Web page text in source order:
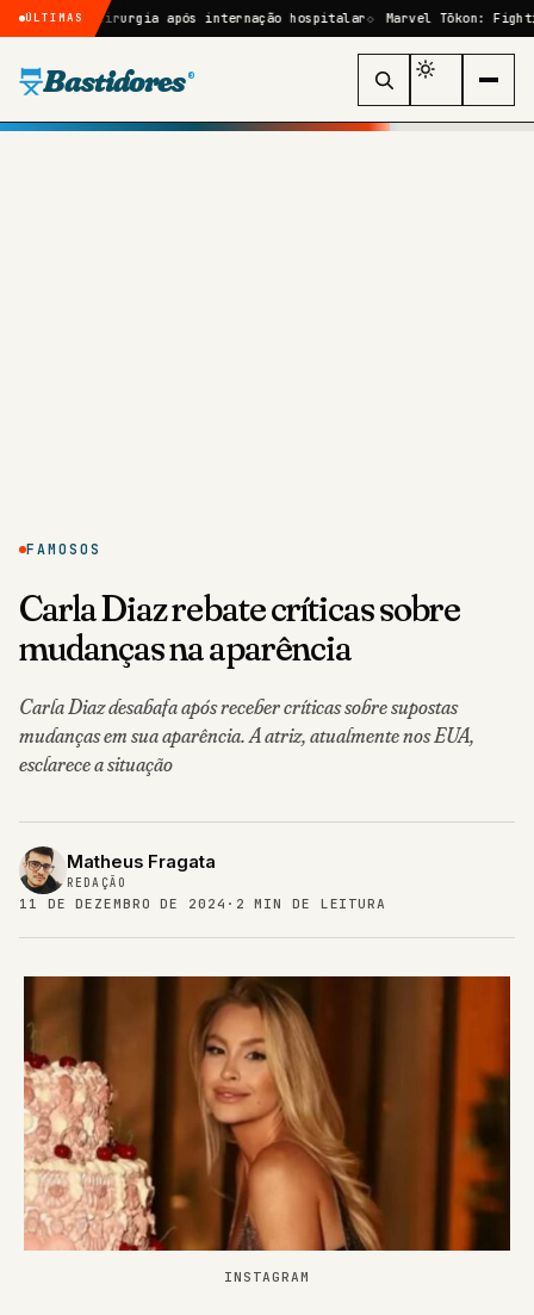
ÚLTIMAS
cirurgia após internação hospitalar Marvel Tōkon: Fighting
Bastidores ®
FAMOSOS
Carla Diaz rebate críticas sobre
mudanças na aparência
Carla Diaz desabafa após receber críticas sobre supostas
mudanças em sua aparência. A atriz, atualmente nos EUA,
esclarece a situação
Matheus Fragata
REDAÇÃO
11 DE DEZEMBRO DE 2024 · 2 MIN DE LEITURA
INSTAGRAM